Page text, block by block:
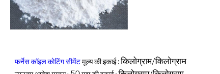
फर्नेस कॉइल कोटिंग सीमेंटमूल्य की इकाई :किलोग्राम/किलोग्राम